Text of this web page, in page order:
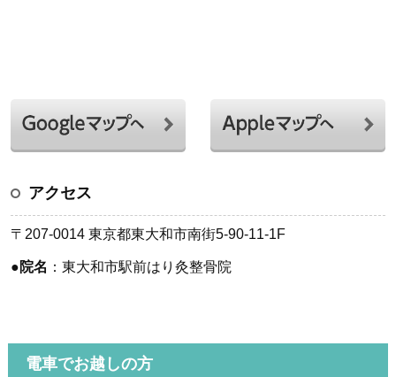
アクセス
〒207-0014 東京都東大和市南街5-90-11-1F
●院名 ：東大和市駅前はり灸整骨院
電車でお越しの方